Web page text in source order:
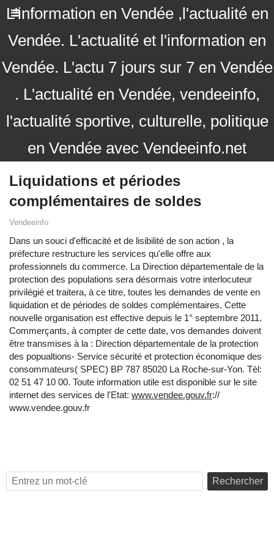
L'information en Vendée ,l'actualité en
Vendée. L'actualité et l'information en
Vendée. L'actu 7 jours sur 7 en Vendée
. L'actualité en Vendée, vendeeinfo,
l'actualité sportive, culturelle, politique
en Vendée avec Vendeeinfo.net
Liquidations et périodes
complémentaires de soldes
Vendeeinfo
Dans un souci d'efficacité et de lisibilité de son action , la
préfecture restructure les services qu'elle offre aux
professionnels du commerce. La Direction départementale de la
protection des populations sera désormais votre interlocuteur
privilégié et traitera, à ce titre, toutes les demandes de vente en
liquidation et de périodes de soldes complémentaires. Cette
nouvelle organisation est effective depuis le 1° septembre 2011.
Commerçants, à compter de cette date, vos demandes doivent
être transmises à la : Direction départementale de la protection
des popualtions- Service sécurité et protection économique des
consommateurs( SPEC) BP 787 85020 La Roche-sur-Yon. Tèl:
02 51 47 10 00. Toute information utile est disponible sur le site
internet des services de l'Etat: www.vendee.gouv.fr://
www.vendee.gouv.fr
Rechercher